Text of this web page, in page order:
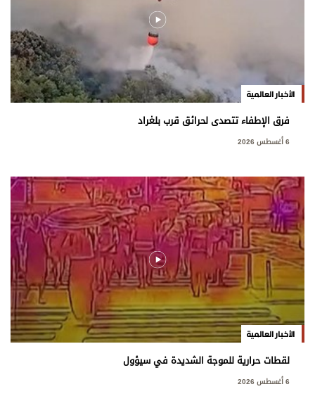
الأخبار العالمية
فرق الإطفاء تتصدى لحرائق قرب بلغراد
6 أغسطس 2026
الأخبار العالمية
لقطات حرارية للموجة الشديدة في سيؤول
6 أغسطس 2026